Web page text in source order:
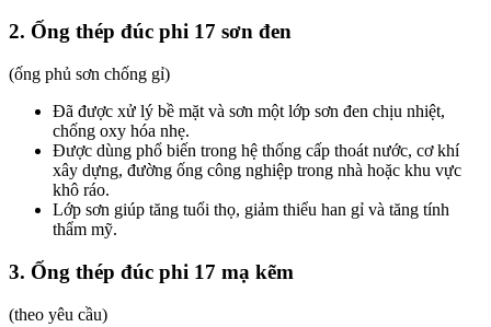
2. Ống thép đúc phi 17 sơn đen
(ống phủ sơn chống gỉ)
Đã được xử lý bề mặt và sơn một lớp sơn đen chịu nhiệt,
chống oxy hóa nhẹ.
Được dùng phổ biến trong hệ thống cấp thoát nước, cơ khí
xây dựng, đường ống công nghiệp trong nhà hoặc khu vực
khô ráo.
Lớp sơn giúp tăng tuổi thọ, giảm thiểu han gỉ và tăng tính
thẩm mỹ.
3. Ống thép đúc phi 17 mạ kẽm
(theo yêu cầu)